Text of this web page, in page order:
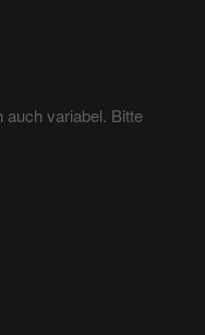
auch variabel. Bitte